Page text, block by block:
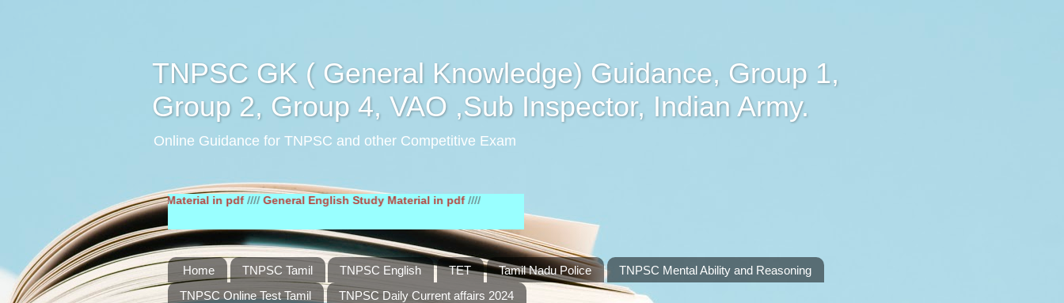
TNPSC GK ( General Knowledge) Guidance, Group 1,
Group 2, Group 4, VAO ,Sub Inspector, Indian Army.
Online Guidance for TNPSC and other Competitive Exam
General Tamil Study Material in pdf////General English Study Material in pdf////
Home TNPSC Tamil TNPSC English TET Tamil Nadu Police
TNPSC Mental Ability and Reasoning
TNPSC Online Test Tamil
TNPSC Daily Current affairs 2024